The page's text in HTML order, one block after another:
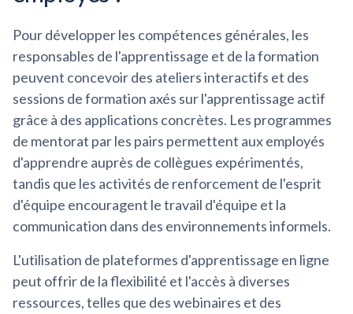
Pour développer les compétences générales, les
responsables de l'apprentissage et de la formation
peuvent concevoir des ateliers interactifs et des
sessions de formation axés sur l'apprentissage actif
grâce à des applications concrètes. Les programmes
de mentorat par les pairs permettent aux employés
d'apprendre auprès de collègues expérimentés,
tandis que les activités de renforcement de l'esprit
d'équipe encouragent le travail d'équipe et la
communication dans des environnements informels.
L'utilisation de plateformes d'apprentissage en ligne
peut offrir de la flexibilité et l'accès à diverses
ressources, telles que des webinaires et des